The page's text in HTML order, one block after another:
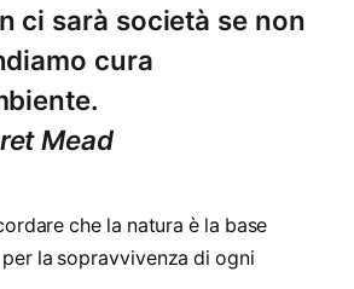
ci sarà società se non
cura
Mead
che la natura è la base
la sopravvivenza di ogni